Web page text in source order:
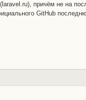
причём не на
GitHub